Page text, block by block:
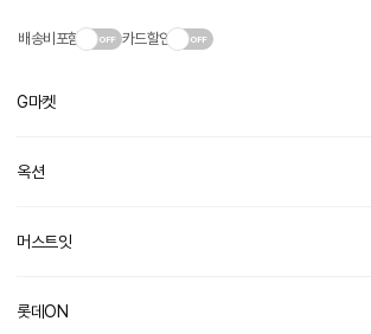
배송비포함 카드할인
G마켓
옥션
머스트잇
롯데ON